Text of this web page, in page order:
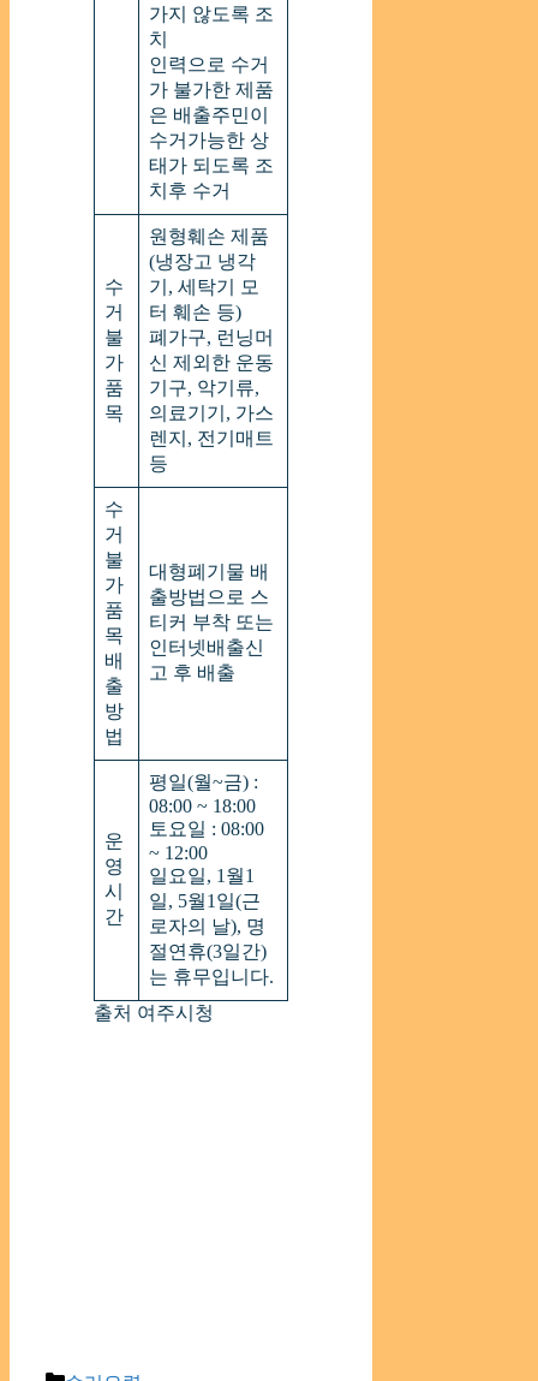
가지 않도록 조
치
인력으로 수거
가 불가한 제품
은 배출주민이
수거가능한 상
태가 되도록 조
치후 수거
수
거
불
가
품
목
원형훼손 제품
(냉장고 냉각
기, 세탁기 모
터 훼손 등)
폐가구, 런닝머
신 제외한 운동
기구, 악기류,
의료기기, 가스
렌지, 전기매트
등
수
거
불
가
품
목
배
출
방
법
대형폐기물 배
출방법으로 스
티커 부착 또는
인터넷배출신
고 후 배출
운
영
시
간
평일(월~금) :
08:00 ~ 18:00
토요일 : 08:00
~ 12:00
일요일, 1월1
일, 5월1일(근
로자의 날), 명
절연휴(3일간)
는 휴무입니다.
출처 여주시청